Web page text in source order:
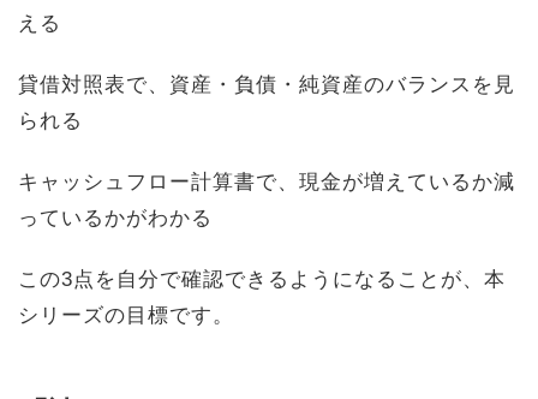
える
貸借対照表で、資産・負債・純資産のバランスを見
られる
キャッシュフロー計算書で、現金が増えているか減
っているかがわかる
この3点を自分で確認できるようになることが、本
シリーズの目標です。